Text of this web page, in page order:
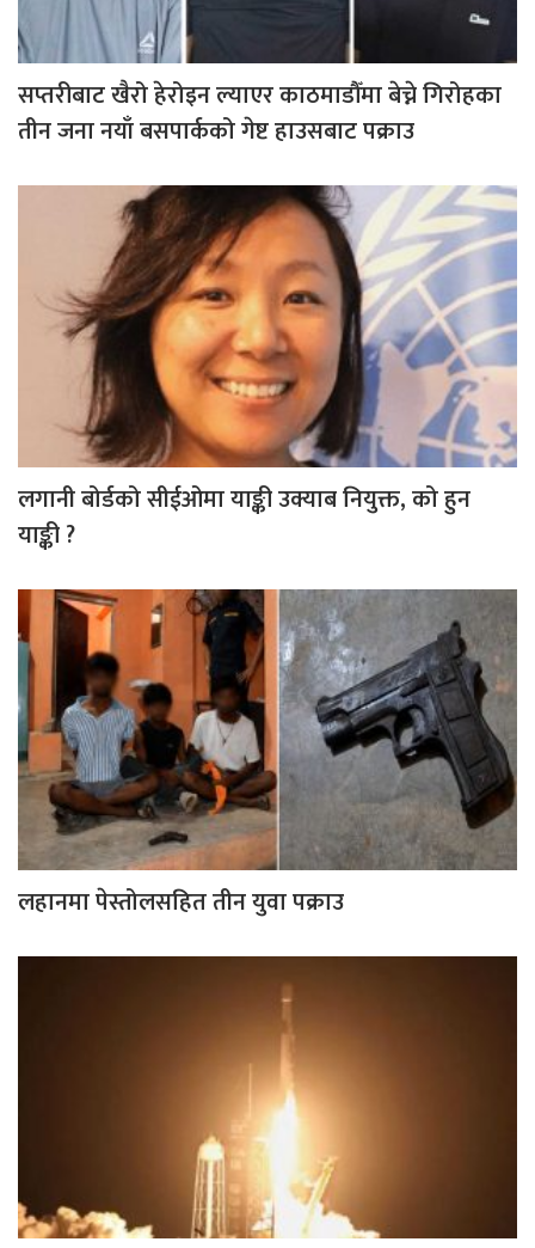
सप्तरीबाट खैरो हेरोइन ल्याएर काठमाडौँमा बेच्ने गिरोहका
तीन जना नयाँ बसपार्कको गेष्ट हाउसबाट पक्राउ
लगानी बोर्डको सीईओमा याङ्की उक्याब नियुक्त, को हुन
याङ्की ?
लहानमा पेस्तोलसहित तीन युवा पक्राउ